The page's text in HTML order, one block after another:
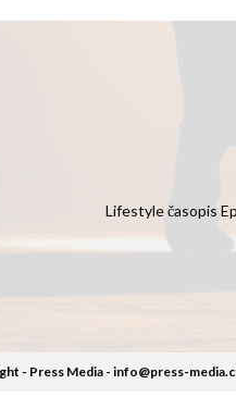
Lifestyle časopis
- Press Media - info@press-